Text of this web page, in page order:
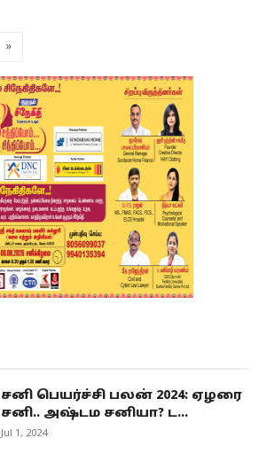
»
சனி பெயர்ச்சி பலன் 2024: ஏழரை
சனி.. அஷ்டம சனியா? ட...
Jul 1, 2024